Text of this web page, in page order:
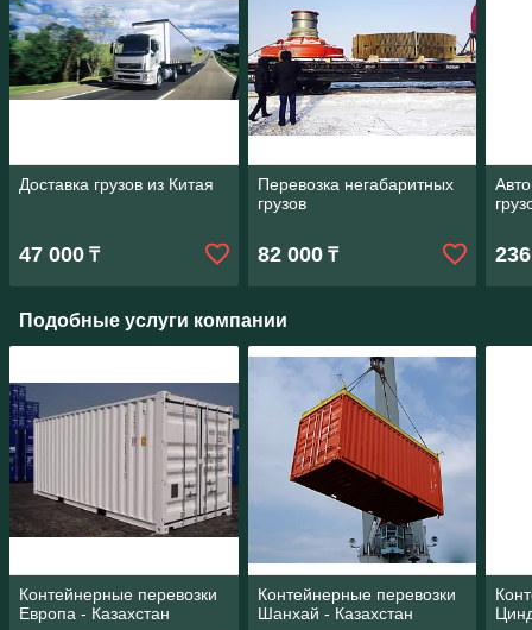
Доставка грузов из Китая
47 000 ₸
Перевозка негабаритных
грузов
82 000₸
Подобные услуги компании
Контейнерные перевозки
Европа - Казахстан
Контейнерные перевозки
Шанхай - Казахстан